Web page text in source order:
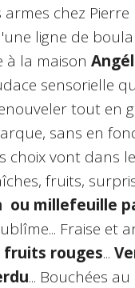
armes chez
ligne de
à la maison
sensorielle
tout en
sans en
choix vont dans
fruits,
ou millefeuille
Fraise et
fruits rouges...
... Bouchées